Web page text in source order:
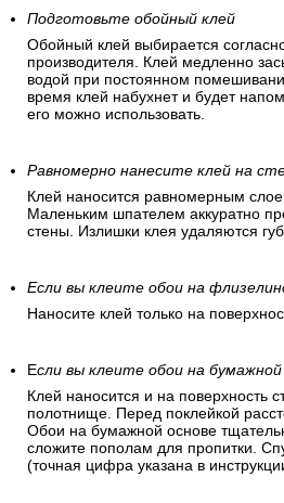
последующее полотнище, клеится
относительно предыдущего
Рисунок не определен (встречная
последующих полотен клеится в
направлении, относительно
Обойный клей выбирается
производителя. Клей медленно
водой при постоянном
время клей набухнет и будет
его можно использовать.
Равномерно нанесите клей на
Клей наносится равномерным
Если вы клеите обои на
Наносите клей только на